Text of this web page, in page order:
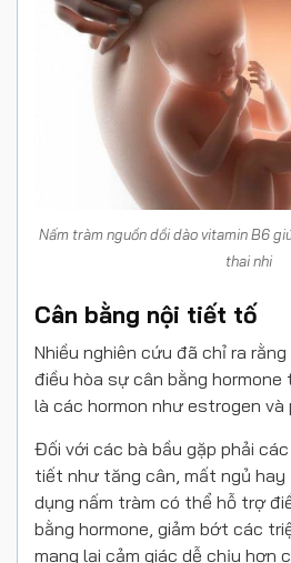
Nấm tràm nguồn dồi dào vitamin B6
thai nhi
Cân bằng nội tiết tố
Nhiều nghiên cứu đã chỉ ra
điều hòa sự cân bằng
là các hormon như estrogen và
Đối với các bà bầu gặp phải
tiết như tăng cân, mất ngủ hay
dụng nấm tràm có thể hỗ trợ
bằng hormone, giảm bớt các
mang lại cảm giác dễ chịu hơn